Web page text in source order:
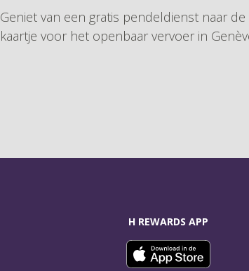
Geniet van een gratis pendeldienst naar
kaartje voor het openbaar vervoer in
H REWARDS APP